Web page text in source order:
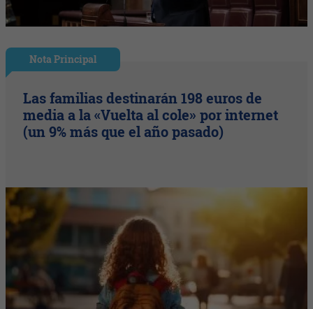
Nota Principal
Las familias destinarán 198 euros de
media a la «Vuelta al cole» por internet
(un 9% más que el año pasado)